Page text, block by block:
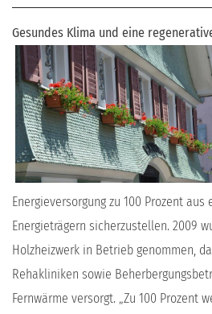
Gesundes Klima und eine
Energieversorgung zu 100 Prozent aus
Energieträgern sicherzustellen. 2009
Holzheizwerk in Betrieb genommen,
Rehakliniken sowie
Fernwärme versorgt. „Zu 100 Prozent